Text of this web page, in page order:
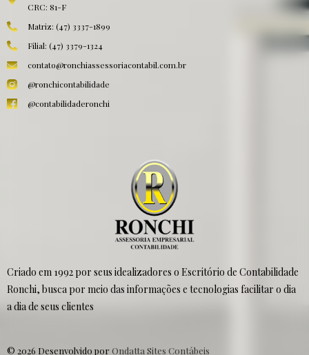
Criado em 1992 por seus idealizadores o Escritório de Contabilidade
Ronchi, busca por meio das informações e tecnologias facilitar o dia
a dia de seus clientes
© 2026 Desenvolvido por Ondatta Sites Contábeis
CRC: 81-F
Matriz: (47) 3337-1899
Filial: (47) 3379-1324
contato@ronchiassessoriacontabil.com.br
@ronchicontabilidade
@contabilidaderonchi